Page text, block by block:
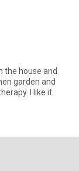
the house and
I like it